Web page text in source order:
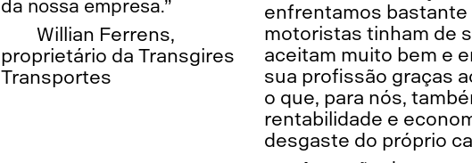
da nossa empresa.”
Willian Ferrens,
proprietário da Transgires
Transportes
enfrentamos
motoristas tinham de
aceitam muito bem e
sua profissão graças
o que, para nós,
rentabilidade e
desgaste do próprio